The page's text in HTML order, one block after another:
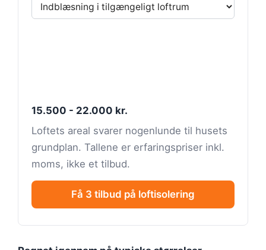
15.500 - 22.000 kr.
Loftets areal svarer nogenlunde til husets
grundplan. Tallene er erfaringspriser inkl.
moms, ikke et tilbud.
Få 3 tilbud på loftisolering